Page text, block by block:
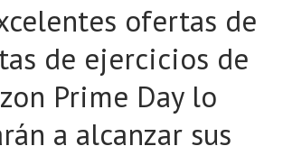
ofertas de
de ejercicios de
Prime Day lo
a alcanzar sus